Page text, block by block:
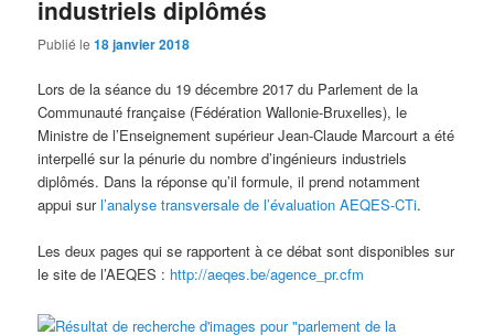
industriels diplômés
Publié le18 janvier 2018
Lors de la séance du 19 décembre 2017 du Parlement de la
Communauté française (Fédération Wallonie-Bruxelles), le
Ministre de l’Enseignement supérieur Jean-Claude Marcourt a été
interpellé sur la pénurie du nombre d’ingénieurs industriels
diplômés. Dans la réponse qu’il formule, il prend notamment
appui surl’analyse transversale de l’évaluation AEQES-CTi.
Les deux pages qui se rapportent à ce débat sont disponibles sur
le site de l’AEQES : http://aeqes.be/agence_pr.cfm